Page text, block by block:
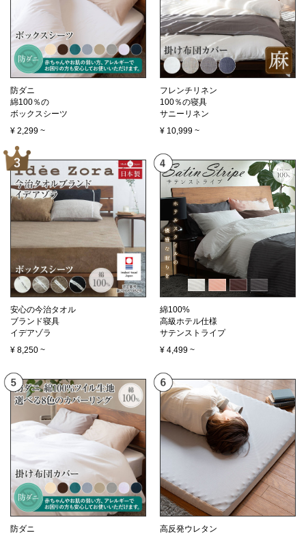
防ダニ
綿100％の
ボックスシーツ
¥ 2,299 ~
フレンチリネン
100％の寝具
サニーリネン
¥ 10,999 ~
安心の今治タオル
ブランド寝具
イデアゾラ
¥ 8,250 ~
綿100%
高級ホテル仕様
サテンストライプ
¥ 4,499 ~
防ダニ
高反発ウレタン